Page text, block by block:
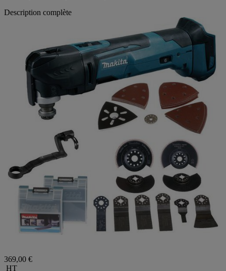
Description complète
369,00 €
HT